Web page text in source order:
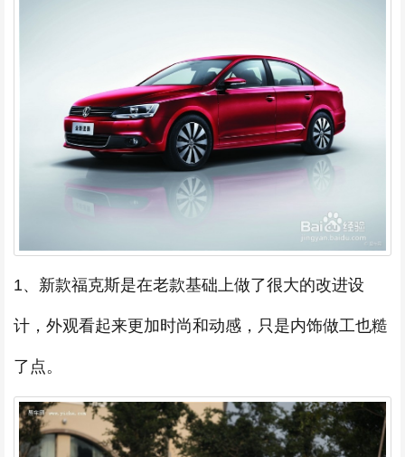
1、新款福克斯是在老款基础上做了很大的改进设
计，外观看起来更加时尚和动感，只是内饰做工也糙
了点。